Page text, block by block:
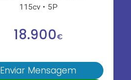
115cv
5P
18.900€
Enviar Mensagem